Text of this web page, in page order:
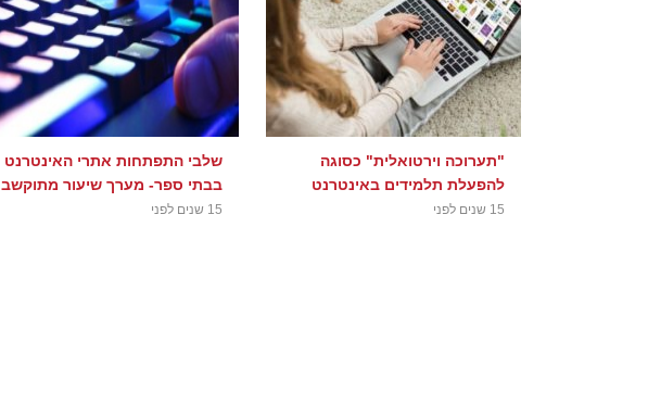
"תערוכה וירטואלית" כסוגה
להפעלת תלמידים באינטרנט
15 שנים לפני
שלבי התפתחות אתרי האינטרנט
בבתי ספר- מערך שיעור מתוקשב
15 שנים לפני